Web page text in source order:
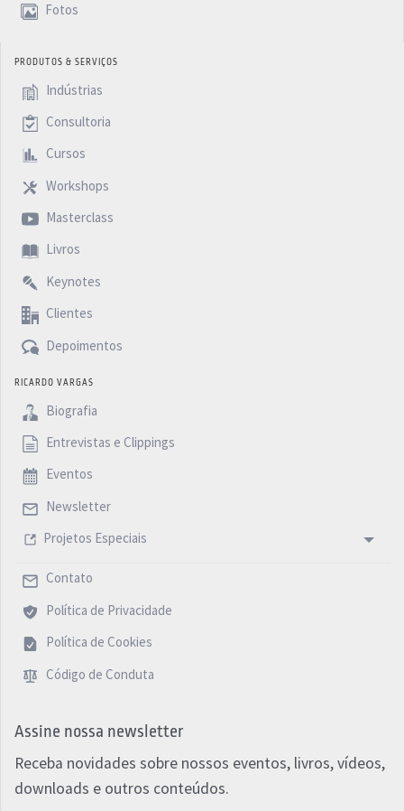
Fotos
PRODUTOS & SERVIÇOS
Indústrias
Consultoria
Cursos
Workshops
Masterclass
Livros
Keynotes
Clientes
Depoimentos
RICARDO VARGAS
Biografia
Entrevistas e Clippings
Eventos
Newsletter
Projetos Especiais
Contato
Política de Privacidade
Política de Cookies
Código de Conduta
Assine nossa newsletter
Receba novidades sobre nossos eventos, livros, vídeos,
downloads e outros conteúdos.